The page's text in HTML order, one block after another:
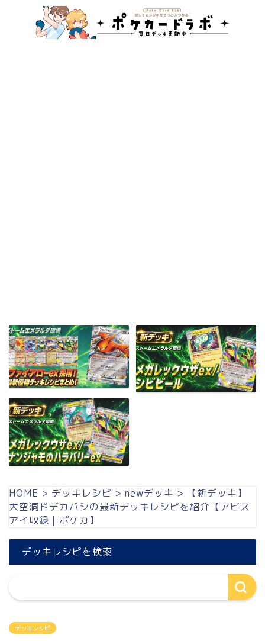
HOME > デッキレシピ > newデッキ >
【新デッキ】
大空洞ドデカバシの最新デッキレシピを紹介【アビス
アイ収録｜ポケカ】
デッキレシピを検索
デッキレシピ